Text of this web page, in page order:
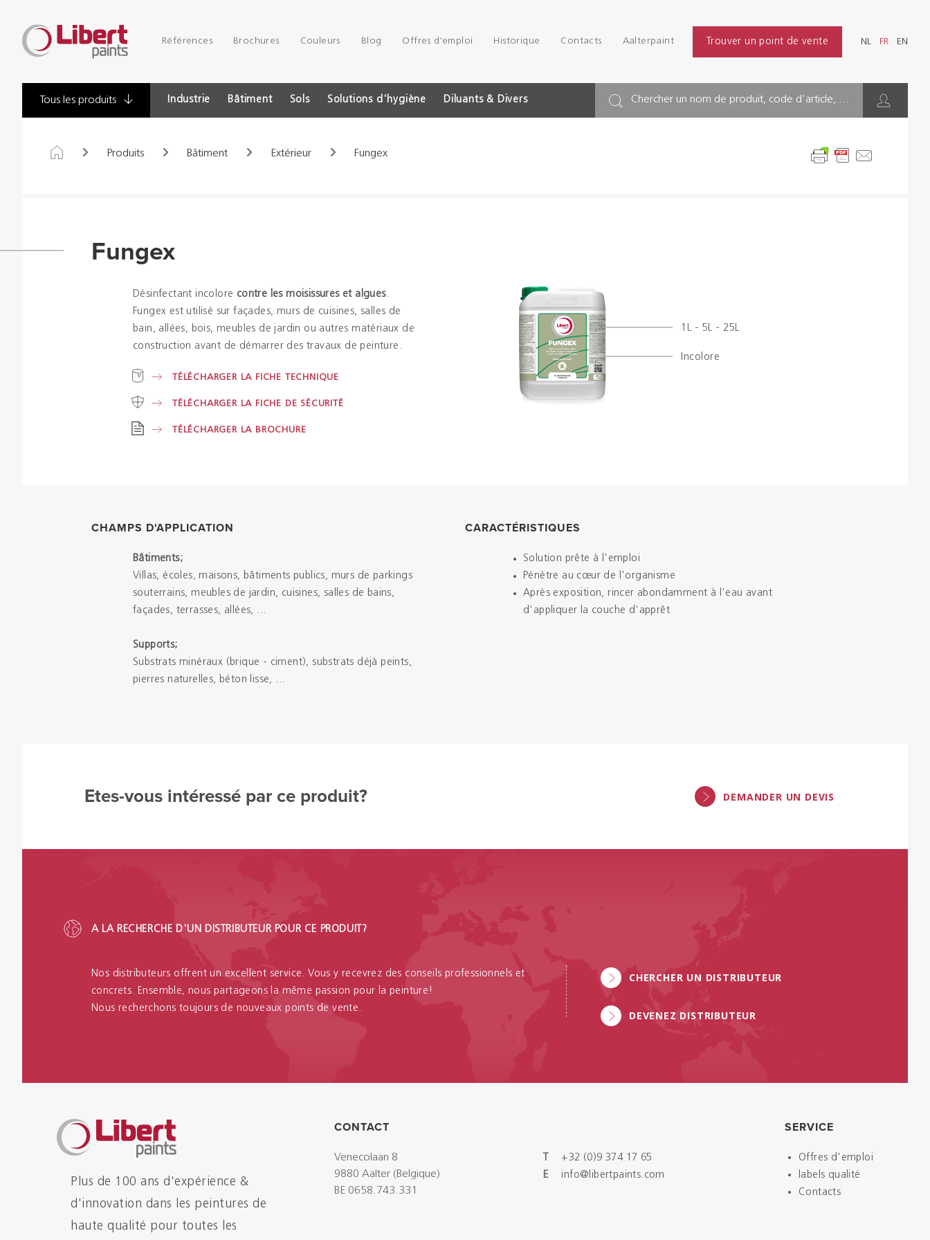
Paints
Références Brochures Couleurs Blog Offres d'emploi Historique Contacts Aalterpaint Trouver un point de vente NL FR EN
Tous les produits Industrie Bâtiment Sols Solutions d'hygiène Diluants & Divers Chercher un nom de produit, code d'article, ...
Produits Bâtiment Extérieur Fungex
Fungex
Désinfectant incolore contre les moisissures et algues.
Fungex est utilisé sur façades, murs de cuisines, salles de
bain, allées, bois, meubles de jardin ou autres matériaux de
construction avant de démarrer des travaux de peinture.
TÉLÉCHARGER LA FICHE TECHNIQUE
TÉLÉCHARGER LA FICHE DE SÉCURITÉ
TÉLÉCHARGER LA BROCHURE
1L - 5L - 25L
Incolore
CHAMPS D'APPLICATION
Bâtiments;
Villas, écoles, maisons, bâtiments publics, murs de parkings
souterrains, meubles de jardin, cuisines, salles de bains,
façades, terrasses, allées, ...
Supports;
Substrats minéraux (brique - ciment), substrats déjà peints,
pierres naturelles, béton lisse, ...
CARACTÉRISTIQUES
Solution prête à l'emploi
Pénètre au cœur de l'organisme
Après exposition, rincer abondamment à l'eau avant
d'appliquer la couche d'apprêt
Etes-vous intéressé par ce produit? DEMANDER UN DEVIS
A LA RECHERCHE D'UN DISTRIBUTEUR POUR CE PRODUIT?
Nos distributeurs offrent un excellent service. Vous y recevrez des conseils professionnels et
concrets. Ensemble, nous partageons la même passion pour la peinture!
Nous recherchons toujours de nouveaux points de vente.
CHERCHER UN DISTRIBUTEUR
DEVENEZ DISTRIBUTEUR
Plus de 100 ans d'expérience &
d'innovation dans les peintures de
haute qualité pour toutes les
CONTACT
Venecolaan 8
9880 Aalter (Belgique)
BE 0658.743.331
+32 (0)9 374 17 65
E info@libertpaints.com
SERVICE
Offres d'emploi
labels qualité
Contacts
Chercher
INDUSTRIE
BÂTIMENT